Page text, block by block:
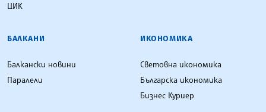
ЦИК
БАЛКАНИ
Балкански новини
Паралели
ИКОНОМИКА
Световна икономика
Българска икономика
Бизнес Куриер